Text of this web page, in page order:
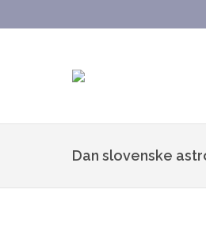
Dan slovenske